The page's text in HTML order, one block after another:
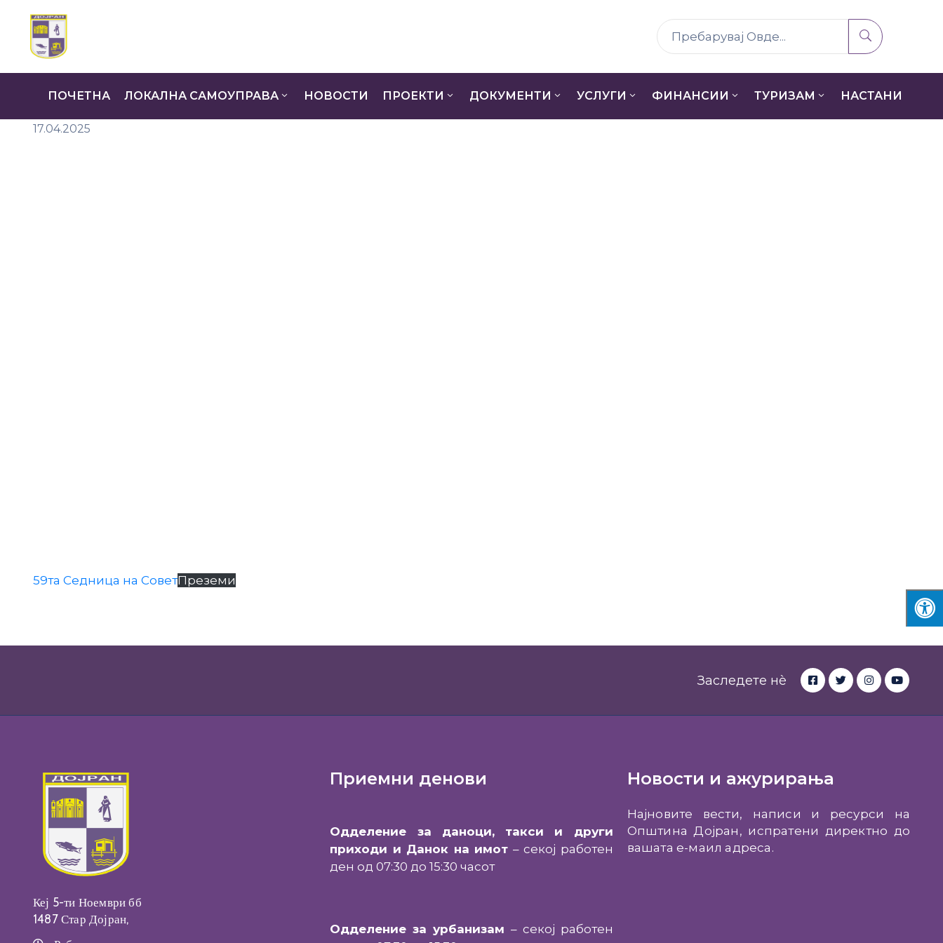
ПОЧЕТНА ЛОКАЛНА САМОУПРАВА НОВОСТИ ПРОЕКТИ ДОКУМЕНТИ УСЛУГИ ФИНАНСИИ ТУРИЗАМ НАСТАНИ
17.04.2025
59та Седница на СоветПреземи
Заследете нè
Кеј 5-ти Ноември бб
1487 Стар Дојран,
Приемни денови
Одделение за даноци, такси и други
приходи и Данок на имот – секој работен
ден од 07:30 до 15:30 часот
Одделение за урбанизам – секој работен
Новости и ажурирања
Најновите вести, написи и ресурси на
Општина Дојран, испратени директно до
вашата е-маил адреса.